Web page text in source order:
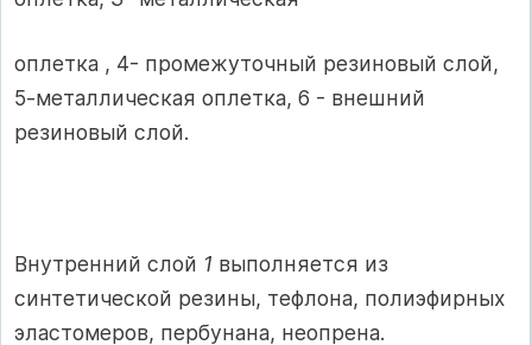
оплетка , 4- промежуточный резиновый слой,
5-металлическая оплетка, 6 - внешний
резиновый слой.
Внутренний слой 1 выполняется из
синтетической резины, тефлона, полиэфирных
эластомеров, пербунана, неопрена.